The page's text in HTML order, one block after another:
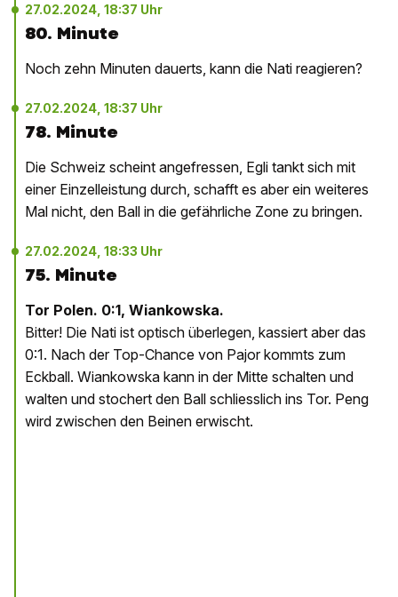
27.02.2024, 18:37 Uhr
80. Minute
Noch zehn Minuten dauerts, kann die Nati reagieren?
27.02.2024, 18:37 Uhr
78. Minute
Die Schweiz scheint angefressen, Egli tankt sich mit
einer Einzelleistung durch, schafft es aber ein weiteres
Mal nicht, den Ball in die gefährliche Zone zu bringen.
27.02.2024, 18:33 Uhr
75. Minute
Tor Polen. 0:1, Wiankowska.
Bitter! Die Nati ist optisch überlegen, kassiert aber das
0:1. Nach der Top-Chance von Pajor kommts zum
Eckball. Wiankowska kann in der Mitte schalten und
walten und stochert den Ball schliesslich ins Tor. Peng
wird zwischen den Beinen erwischt.